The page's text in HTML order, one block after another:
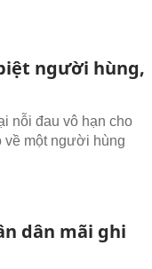
người hùng,
nỗi đau vô hạn cho
về một người hùng
dân mãi ghi